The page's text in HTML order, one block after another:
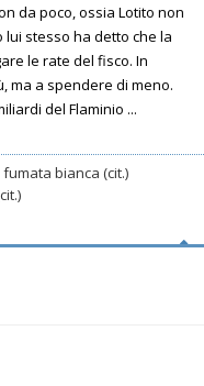
da poco, ossia Lotito non
stesso ha detto che la
le rate del fisco. In
ma a spendere di meno.
del Flaminio ...
bianca (cit.)